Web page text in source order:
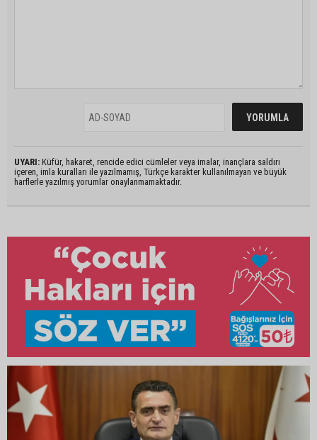
UYARI: Küfür, hakaret, rencide edici cümleler veya imalar, inançlara saldırı
içeren, imla kuralları ile yazılmamış, Türkçe karakter kullanılmayan ve büyük
harflerle yazılmış yorumlar onaylanmamaktadır.